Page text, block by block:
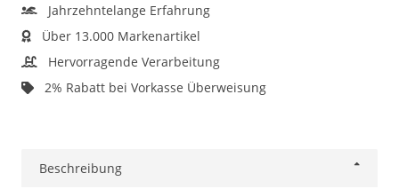
Jahrzehntelange Erfahrung
Über 13.000 Markenartikel
Hervorragende Verarbeitung
2% Rabatt bei Vorkasse Überweisung
Beschreibung